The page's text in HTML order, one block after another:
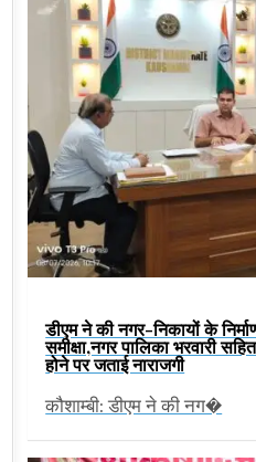
डीएम ने की नगर-निकायों के
समीक्षा,नगर पालिका भरवारी
होने पर जताई नाराजगी
कौशाम्बी: डीएम ने की नग�